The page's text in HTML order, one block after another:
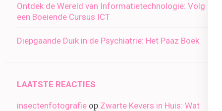
Ontdek de Wereld van Informatietechnologie: Volg
een Boeiende Cursus ICT
Diepgaande Duik in de Psychiatrie: Het Paaz Boek
LAATSTE REACTIES
insectenfotografie op Zwarte Kevers in Huis: Wat